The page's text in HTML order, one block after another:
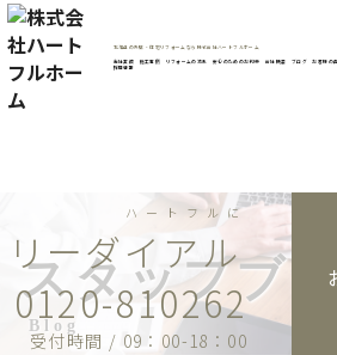
コ
ン
テ
ン
ッ
プ
北海道の外壁・住宅リフォームなら株式会社ハートフルホーム
当社実績 施工事例 リフォームの流れ 安心のためのお約束 会社概要 ブログ お客様の声
採用情報
ハートフルに
0120-810262
受付時間 / 09：00-18：00
スタッフブ
Blog